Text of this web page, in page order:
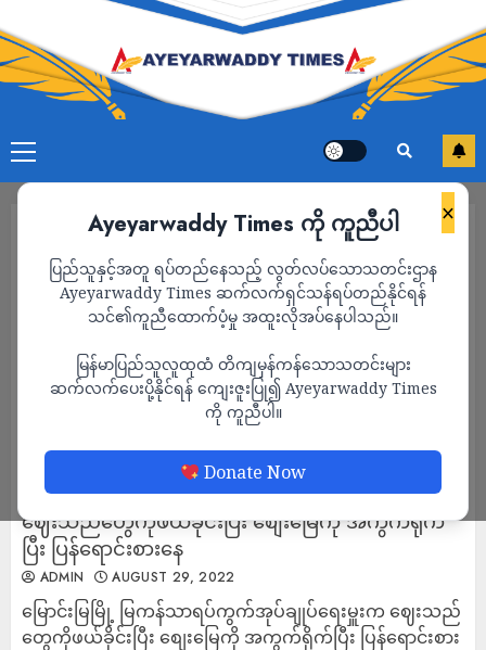
×
Ayeyarwaddy Times ကို ကူညီပါ
ပြည်သူနှင့်အတူ ရပ်တည်နေသည့် လွတ်လပ်သောသတင်းဌာန
Ayeyarwaddy Times ဆက်လက်ရှင်သန်ရပ်တည်နိုင်ရန်
သင်၏ကူညီထောက်ပံ့မှု အထူးလိုအပ်နေပါသည်။
မြန်မာပြည်သူလူထုထံ တိကျမှန်ကန်သောသတင်းများ
ဆက်လက်ပေးပို့နိုင်ရန် ကျေးဇူးပြု၍ Ayeyarwaddy Times
ကို ကူညီပါ။
Donate Now
မြောင်းမြမြို့ မြကန်သာရပ်ကွက်အုပ်ချုပ်ရေးမှူးက
ဈေးသည်တွေကိုဖယ်ခိုင်းပြီး စျေးမြေကို အကွက်ရိုက်
ပြီး ပြန်ရောင်းစားနေ
ADMIN AUGUST 29, 2022
မြောင်းမြမြို့ မြကန်သာရပ်ကွက်အုပ်ချုပ်ရေးမှူးက ဈေးသည်
တွေကိုဖယ်ခိုင်းပြီး စျေးမြေကို အကွက်ရိုက်ပြီး ပြန်ရောင်းစား